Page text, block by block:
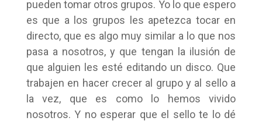
pueden tomar otros grupos. Yo lo que espero
es que a los grupos les apetezca tocar en
directo, que es algo muy similar a lo que nos
pasa a nosotros, y que tengan la ilusión de
que alguien les esté editando un disco. Que
trabajen en hacer crecer al grupo y al sello a
la vez, que es como lo hemos vivido
nosotros. Y no esperar que el sello te lo dé